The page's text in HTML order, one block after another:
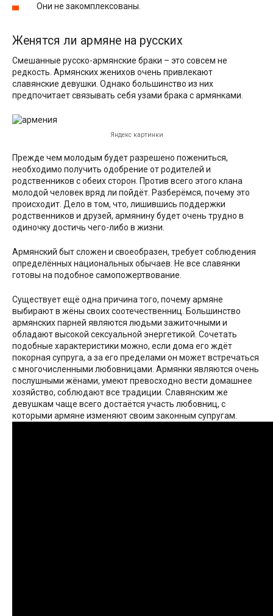
Они не закомплексованы.
Женятся ли армяне на русских
Смешанные русско-армянские браки – это совсем не
редкость. Армянских женихов очень привлекают
славянские девушки. Однако большинство из них
предпочитает связывать себя узами брака с армянками.
Яндекс картинки
Прежде чем молодым будет разрешено пожениться,
необходимо получить одобрение от родителей и
родственников с обеих сторон. Против всего этого клана
молодой человек вряд ли пойдёт. Разберёмся, почему это
происходит. Дело в том, что, лишившись поддержки
родственников и друзей, армянину будет очень трудно в
одиночку достичь чего-либо в жизни.
Армянский быт сложен и своеобразен, требует соблюдения
определённых национальных обычаев. Не все славянки
готовы на подобное самопожертвование.
Существует ещё одна причина того, почему армяне
выбирают в жёны своих соотечественниц. Большинство
армянских парней являются людьми зажиточными и
обладают высокой сексуальной энергетикой. Сочетать
подобные характеристики можно, если дома его ждёт
покорная супруга, а за его пределами он может встречаться
с многочисленными любовницами. Армянки являются очень
послушными жёнами, умеют превосходно вести домашнее
хозяйство, соблюдают все традиции. Славянским же
девушкам чаще всего достаётся участь любовниц, с
которыми армяне изменяют своим законным супругам.